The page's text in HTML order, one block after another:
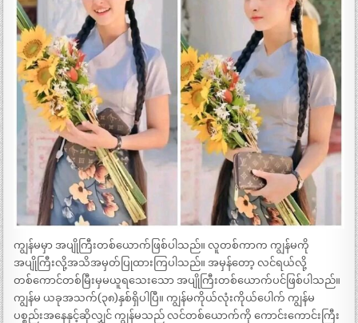
ကျွန်မမှာ အပျိုကြီးတစ်ယောက်ဖြစ်ပါသည်။ လူတစ်ကာက ကျွန်မကို
အပျိုကြီးလို့အသိအမှတ်ပြုထားကြပါသည်။ အမှန်တော့ လင်ရယ်လို့
တစ်ကောင်တစ်မြီးမှမယူရသေးသော အပျိုကြီးတစ်ယောက်ပင်ဖြစ်ပါသည်။
ကျွန်မ ယခုအသက်(၃၈)နှစ်ရှိပါပြီ။ ကျွန်မကိုယ်လုံးကိုယ်ပေါက် ကျွန်မ
ပစ္စည်းအနေနှင့်ဆိုလျှင် ကျွန်မသည် လင်တစ်ယောက်ကို ကောင်းကောင်းကြီး